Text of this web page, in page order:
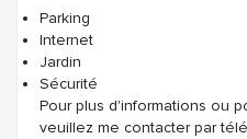
Parking
Internet
Jardin
Sécurité
Pour plus d'informations ou
veuillez me contacter par